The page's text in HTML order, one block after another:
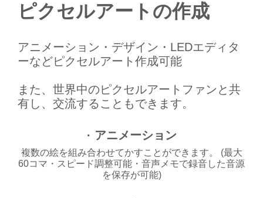
ピクセルアートの作成
アニメーション・デザイン・LEDエディタ
ーなどピクセルアート作成可能
また、世界中のピクセルアートファンと共
有し、交流することもできます。
· アニメーション
複数の絵を組み合わせてかすことができます。 (最大
60コマ・スピード調整可能・音声メモで録音した音源
を保存が可能)